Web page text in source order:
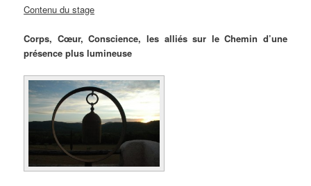
Contenu du stage
Corps, Cœur, Conscience, les alliés sur le Chemin d’une
présence plus lumineuse